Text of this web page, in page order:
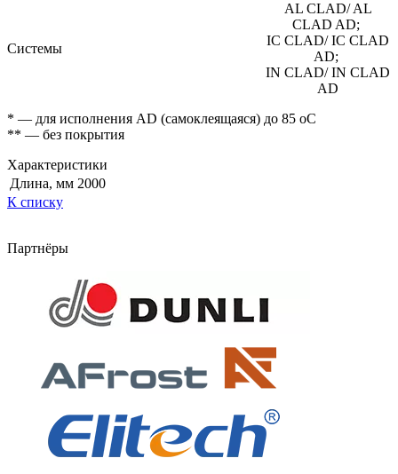
Системы
AL CLAD/ AL
CLAD AD;
IC CLAD/ IC CLAD
AD;
IN CLAD/ IN CLAD
AD
* — для исполнения AD (самоклеящаяся) до 85 оС
** — без покрытия
Характеристики
Длина, мм 2000
К списку
Партнёры